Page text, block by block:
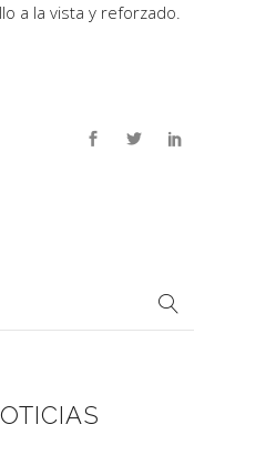
a la vista y reforzado.